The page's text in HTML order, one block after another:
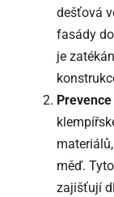
dešťová
fasády
je
měď.
zajišťují